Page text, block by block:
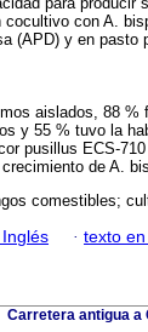
con A.
(APD) y en pasto
aislados, 88
y 55 % tuvo la
pusillus ECS-
de A.
comestibles;
· texto
Carretera antigua a